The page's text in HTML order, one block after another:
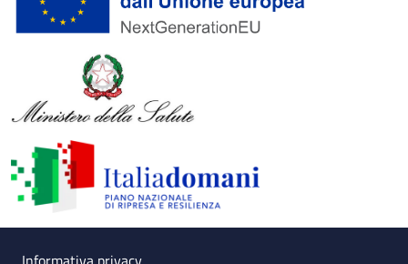
Small prints
Useful links section